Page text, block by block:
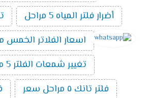
أضرار فلتر المياه 5 مراحل
اسعار الفلاتر الخمس
تغيير شمعات الفلتر 5 مراحل
فلتر تانك ٥ مراحل سعر